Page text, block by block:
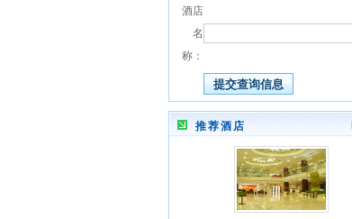
酒店
名
称：
推荐酒店